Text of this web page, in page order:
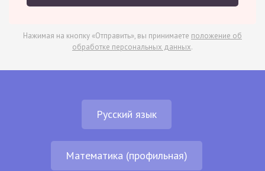
Нажимая на кнопку «Отправить», вы принимаете положение об
обработке персональных данных.
Русский язык
Математика (профильная)